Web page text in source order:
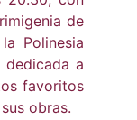
de
Polinesia
dedicada a
favoritos
obras.